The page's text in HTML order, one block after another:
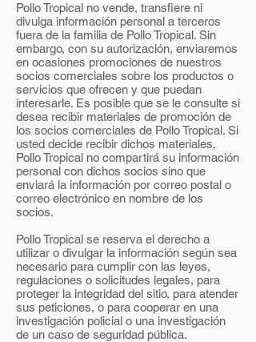
Pollo Tropical no vende, transfiere ni
divulga información personal a terceros
fuera de la familia de Pollo Tropical. Sin
embargo, con su autorización, enviaremos
en ocasiones promociones de nuestros
socios comerciales sobre los productos o
servicios que ofrecen y que puedan
interesarle. Es posible que se le consulte si
desea recibir materiales de promoción de
los socios comerciales de Pollo Tropical. Si
usted decide recibir dichos materiales,
Pollo Tropical no compartirá su información
personal con dichos socios sino que
enviará la información por correo postal o
correo electrónico en nombre de los
socios.
Pollo Tropical se reserva el derecho a
utilizar o divulgar la información según sea
necesario para cumplir con las leyes,
regulaciones o solicitudes legales, para
proteger la integridad del sitio, para atender
sus peticiones, o para cooperar en una
investigación policial o una investigación
de un caso de seguridad pública.